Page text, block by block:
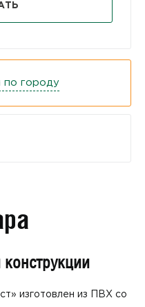
по городу
изготовлен из ПВХ со